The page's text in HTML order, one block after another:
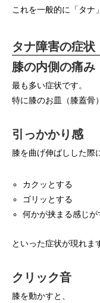
これを一般的に「タナ
タナ障害の症状
膝の内側の痛み
最も多い症状です。
特に膝のお皿（膝蓋骨
引っかかり感
膝を曲げ伸ばしした際
カクッとする
ゴリッとする
何かが挟まる感じが
といった症状が現れま
クリック音
膝を動かすと、